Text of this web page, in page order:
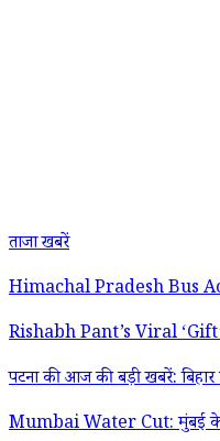
ताजा खबरें
Himachal Pradesh Bus
Rishabh Pant’s Viral ‘Gift’
पटना की आज की बड़ी खबरें:
Mumbai Water Cut: मुंबई के